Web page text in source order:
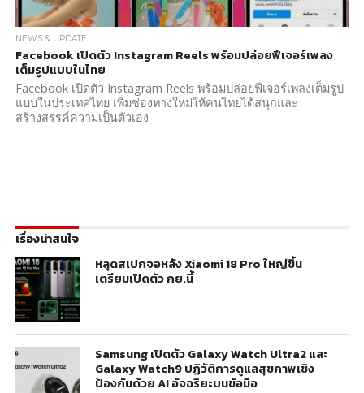
NEWS & UPDATE
Facebook เปิดตัว Instagram Reels พร้อมปล่อยฟีเจอร์เพลง
เต็มรูปแบบในไทย
Facebook เปิดตัว Instagram Reels พร้อมปล่อยฟีเจอร์เพลงเต็มรูป
แบบในประเทศไทย เพิ่มช่องทางใหม่ให้คนไทยได้สนุกและ
สร้างสรรค์ความเป็นตัวเอง
เรื่องน่าสนใจ
หลุดสเปกจอหลัง Xiaomi 18 Pro ใหญ่ขึ้น
เตรียมเปิดตัว กย.นี้
Samsung เปิดตัว Galaxy Watch Ultra2 และ
Galaxy Watch9 ปฏิวัติการดูแลสุขภาพเชิง
ป้องกันด้วย AI อัจฉริยะบนข้อมือ